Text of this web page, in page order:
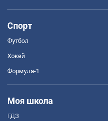
Спорт
Футбол
Хокей
Формула-1
Моя школа
ГДЗ